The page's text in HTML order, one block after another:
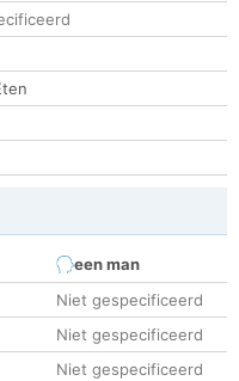
een man
Niet gespecificeerd
Niet gespecificeerd
Niet gespecificeerd